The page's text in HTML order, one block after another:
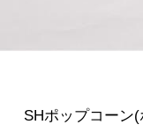
SHポップコーン